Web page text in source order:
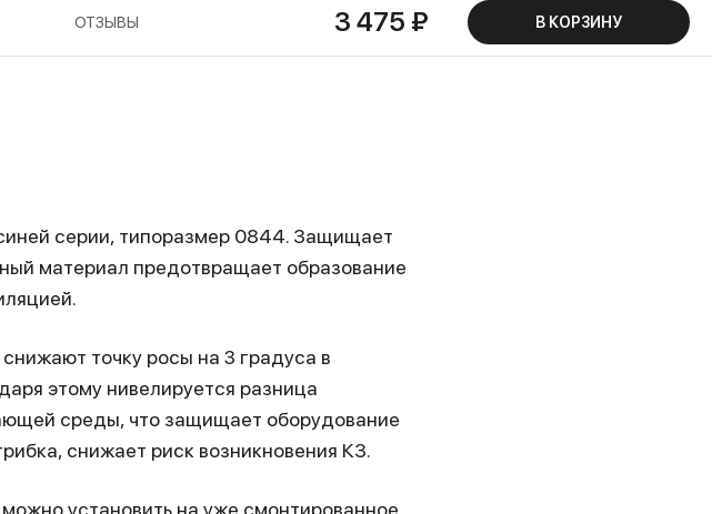
ОТЗЫВЫ 3 475 ₽ В КОРЗИНУ
серии, типоразмер 0844. Защищает
материал предотвращает образование
точку росы на 3 градуса в
этому нивелируется разница
среды, что защищает оборудование
снижает риск возникновения КЗ.
установить на уже смонтированное